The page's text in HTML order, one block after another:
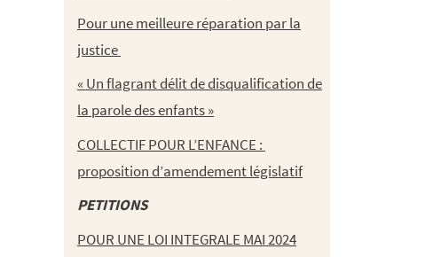
Pour une meilleure réparation par la
justice
« Un flagrant délit de disqualification de
la parole des enfants »
COLLECTIF POUR L’ENFANCE :
proposition d’amendement législatif
PETITIONS
POUR UNE LOI INTEGRALE MAI 2024